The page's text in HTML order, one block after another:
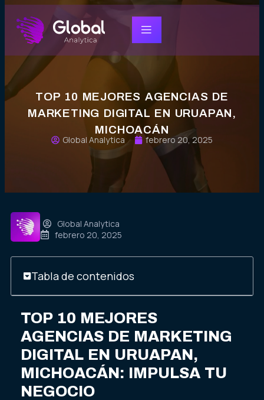
TOP 10 MEJORES AGENCIAS DE
MARKETING DIGITAL EN URUAPAN,
MICHOACÁN
Global Analytica febrero 20, 2025
Global Analytica
febrero 20, 2025
Tabla de contenidos
TOP 10 MEJORES
AGENCIAS DE MARKETING
DIGITAL EN URUAPAN,
MICHOACÁN: IMPULSA TU
NEGOCIO